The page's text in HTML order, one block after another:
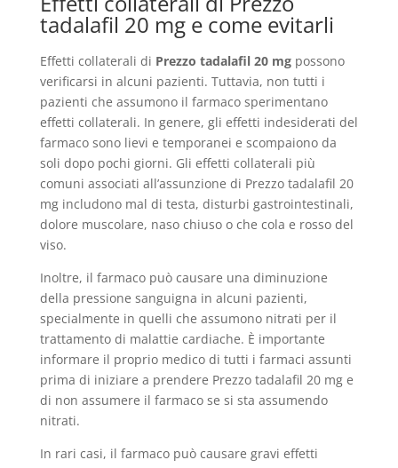
tadalafil 20 mg e come evitarli
Effetti collaterali di Prezzo tadalafil 20 mgpossono
verificarsi in alcuni pazienti. Tuttavia, non tutti i
pazienti che assumono il farmaco sperimentano
effetti collaterali. In genere, gli effetti indesiderati del
farmaco sono lievi e temporanei e scompaiono da
soli dopo pochi giorni. Gli effetti collaterali più
comuni associati all’assunzione di Prezzo tadalafil 20
mg includono mal di testa, disturbi gastrointestinali,
dolore muscolare, naso chiuso o che cola e rosso del
viso.
Inoltre, il farmaco può causare una diminuzione
della pressione sanguigna in alcuni pazienti,
specialmente in quelli che assumono nitrati per il
trattamento di malattie cardiache. È importante
informare il proprio medico di tutti i farmaci assunti
prima di iniziare a prendere Prezzo tadalafil 20 mg e
di non assumere il farmaco se si sta assumendo
nitrati.
In rari casi, il farmaco può causare gravi effetti